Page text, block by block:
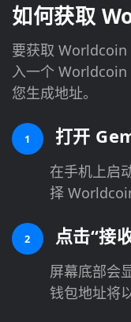
如何获取
要获取 Worldcoin
入一个 Worldcoin
您生成地址。
1 打开
在手机上启
择
2 点击“接
屏幕底部会
钱包地址将